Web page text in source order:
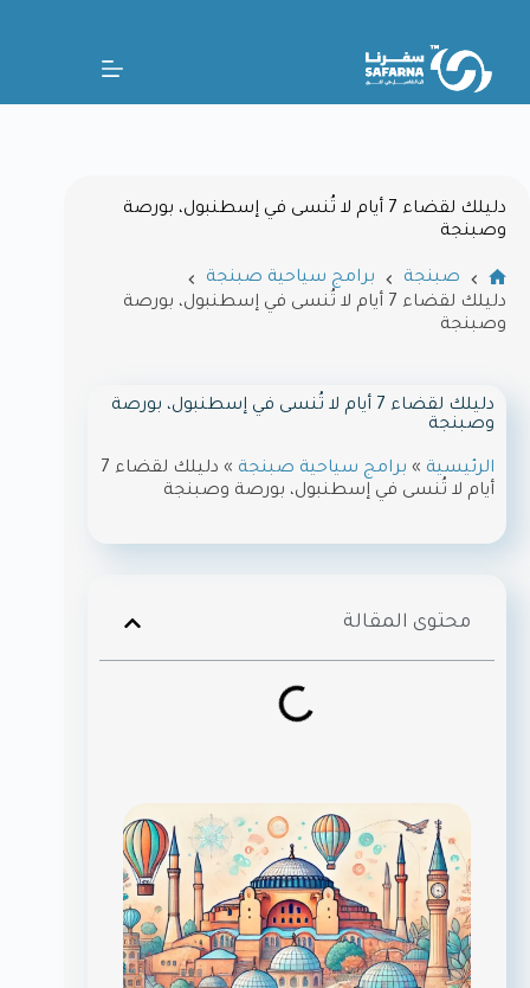
دليلك لقضاء 7 أيام لا تُنسى في إسطنبول، بورصة
وصبنجة
صبنجة
برامج سياحية صبنجة
دليلك لقضاء 7 أيام لا تُنسى في إسطنبول، بورصة
وصبنجة
دليلك لقضاء 7 أيام لا تُنسى في إسطنبول، بورصة
وصبنجة
الرئيسية » برامج سياحية صبنجة »
دليلك لقضاء 7
أيام لا تُنسى في إسطنبول، بورصة وصبنجة
محتوى المقالة